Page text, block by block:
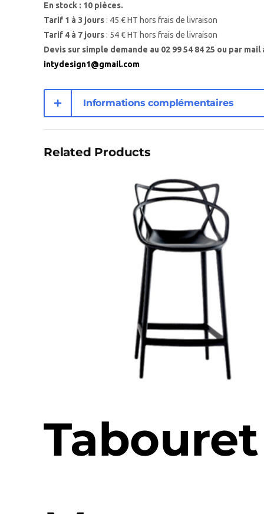
En stock : 10 pièces.
Tarif 1 à 3 jours : 45 € HT hors frais de livraison
Tarif 4 à 7 jours : 54 € HT hors frais de livraison
Devis sur simple demande au 02 99 54 84 25 ou par mail
intydesign1@gmail.com
Informations complémentaires
Related Products
Tabouret